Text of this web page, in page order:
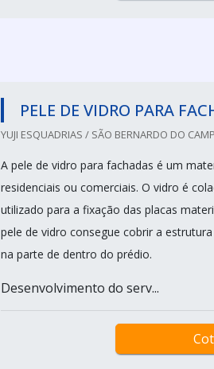
PELE DE VIDRO PARA
YUJI ESQUADRIAS / SÃO BERNARDO DO
A pele de vidro para fachadas é um
residenciais ou comerciais. O vidro é
utilizado para a fixação das placas
pele de vidro consegue cobrir a
na parte de dentro do prédio.
Desenvolvimento do serv...